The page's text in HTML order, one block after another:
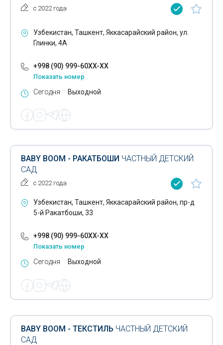
с 2022 года
Узбекистан, Ташкент, Яккасарайский район, ул.
Глинки, 4А
+998 (90) 999-60XX-XX
Показать номер
Сегодня Выходной
BABY BOOM - РАКАТБОШИ ЧАСТНЫЙ ДЕТСКИЙ
САД
с 2022 года
Узбекистан, Ташкент, Яккасарайский район, пр-д
5-й Ракатбоши, 33
+998 (90) 999-60XX-XX
Показать номер
Сегодня Выходной
BABY BOOM - ТЕКСТИЛЬ ЧАСТНЫЙ ДЕТСКИЙ
САД